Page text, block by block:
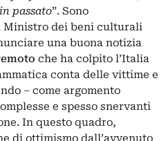
passato”. Sono
Ministro dei beni culturali
una buona notizia
che ha colpito l’Italia
conta delle vittime e
– come argomento
e spesso snervanti
In questo quadro,
di ottimismo dall’avvenuto